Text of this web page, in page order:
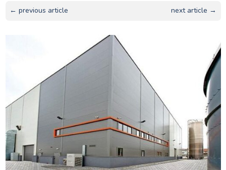
← previous article next article →